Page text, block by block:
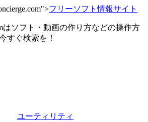
フリーソフト情報サイト
はソフト・動画の作り方などの操作方
すぐ検索を！
ユーティリティ